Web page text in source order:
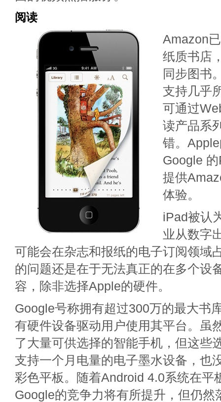
阅读
Amazon
纸质书店
同步图书
支持几乎
可通过
读产品系
错。
Google
提供
体验。
iPad被认
业从数字
可能会在杂志和报纸的电子订阅领域
的问题还是在于无法真正的在多个设
容，除非选择Apple的硬件。
Google号称拥有超过300万的最大书
有硬件设备驱动用户使用其平台。虽
了大量可供选择的智能手机，但这些
支持一个月电量的电子墨水设备，也
彩色平板。随着Android 4.0系统在平
Google的竞争力将有所提升，但仍然